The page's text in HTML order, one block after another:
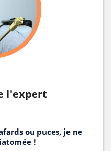
l'expert
ou puces, je ne
!